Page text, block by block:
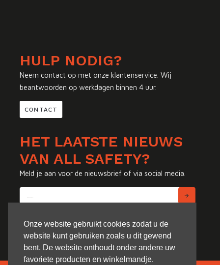
Onze website gebruikt cookies zodat u de
website kunt gebruiken zoals u dit gewend
bent. De website onthoudt onder andere uw
favoriete producten en winkelmandje.
HULP NODIG?
Neem contact op met onze klantenservice. Wij
beantwoorden op werkdagen binnen 4 uur.
CONTACT
HET LAATSTE NIEUWS
VAN ALL SAFETY?
Meld je aan voor de nieuwsbrief of via social media.